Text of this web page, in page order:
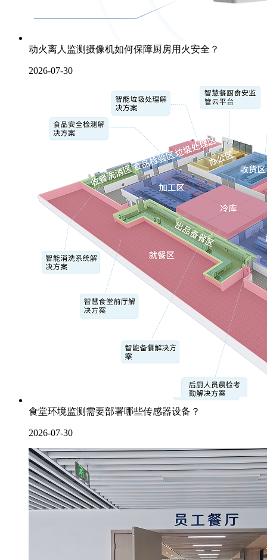
动火离人监测摄像机如何保障厨房用火安全？
2026-07-30
食堂环境监测需要部署哪些传感器设备？
2026-07-30